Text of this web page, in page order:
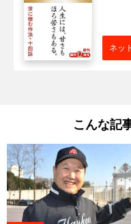
ネッ
こんな記